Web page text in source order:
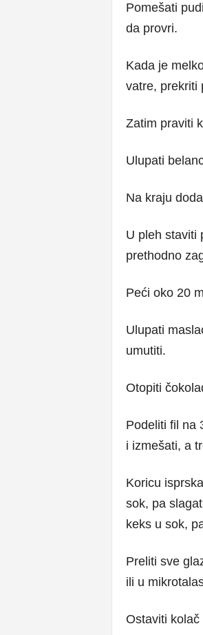
Pomešati
da provri.
Kada je
vatre, prekriti
Zatim praviti
Ulupati
Na kraju
U pleh staviti
prethodno
Peći oko 20
Ulupati
umutiti.
Otopiti
Podeliti fil na
i izmešati, a
Koricu
sok, pa
keks u sok,
Preliti sve
ili u
Ostaviti